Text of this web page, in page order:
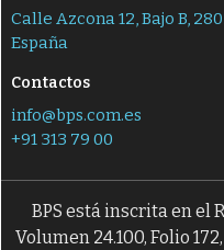
Calle Azcona 12, Bajo B,
España
Contactos
info@bps.com.es
+91 313 79 00
BPS está inscrita en el
Volumen 24.100, Folio